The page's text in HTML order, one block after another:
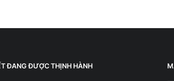
ĐANG ĐƯỢC THỊNH HÀNH